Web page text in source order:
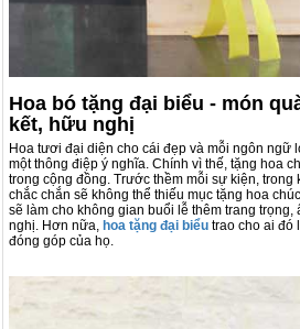
Hoa bó tặng đại biểu - món
kết, hữu nghị
Hoa tươi đại diện cho cái đẹp và mỗi ngôn ngữ
một thông điệp ý nghĩa. Chính vì thế, tặng hoa
trong cộng đồng. Trước thềm mỗi sự kiện, trong
chắc chắn sẽ không thể thiếu mục tặng hoa
sẽ làm cho không gian buổi lễ thêm trang trọng,
nghị. Hơn nữa, hoa tặng đại biểu trao cho ai đó
đóng góp của họ.